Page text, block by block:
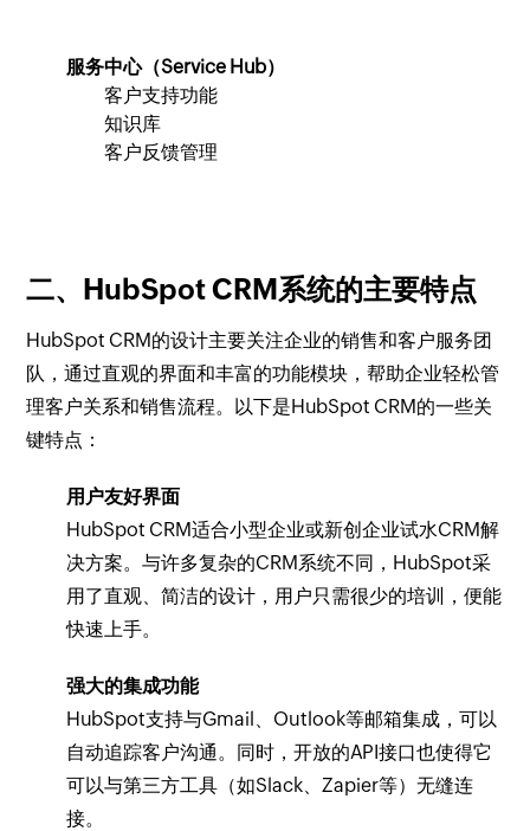
服务中心（Service Hub）
客户支持功能
知识库
客户反馈管理
二、HubSpot CRM系统的主要特点
HubSpot CRM的设计主要关注企业的销售和客户服务团
队，通过直观的界面和丰富的功能模块，帮助企业轻松管
理客户关系和销售流程。以下是HubSpot CRM的一些关
键特点：
用户友好界面
HubSpot CRM适合小型企业或新创企业试水CRM解
决方案。与许多复杂的CRM系统不同，HubSpot采
用了直观、简洁的设计，用户只需很少的培训，便能
快速上手。
强大的集成功能
HubSpot支持与Gmail、Outlook等邮箱集成，可以
自动追踪客户沟通。同时，开放的API接口也使得它
可以与第三方工具（如Slack、Zapier等）无缝连
接。